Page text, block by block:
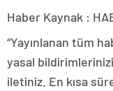
Haber Kaynak :
“Yayınlanan tüm
yasal
iletiniz. En kısa